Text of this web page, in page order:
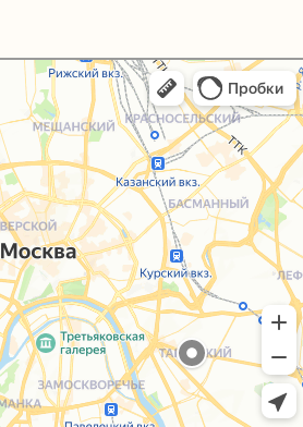
данных
ОНЛАЙН"
bogachevas